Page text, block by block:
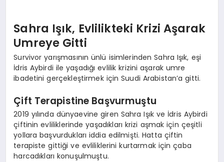
Sahra Işık, Evlilikteki Krizi Aşarak
Umreye Gitti
Survivor yarışmasının ünlü isimlerinden Sahra Işık, eşi
İdris Aybirdi ile yaşadığı evlilik krizini aşarak umre
ibadetini gerçekleştirmek için Suudi Arabistan’a gitti.
Çift Terapistine Başvurmuştu
2019 yılında dünyaevine giren Sahra Işık ve İdris Aybirdi
çiftinin evliliklerinde yaşadıkları krizi aşmak için çeşitli
yollara başvurdukları iddia edilmişti. Hatta çiftin
terapiste gittiği ve evliliklerini kurtarmak için çaba
harcadıkları konuşulmuştu.